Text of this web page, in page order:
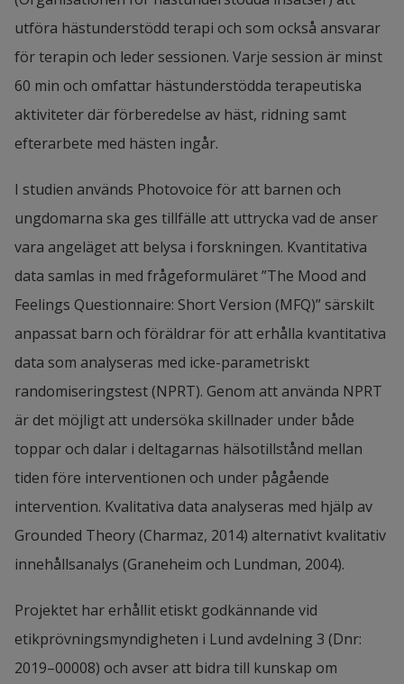
utföra hästunderstödd terapi och som också ansvarar
för terapin och leder sessionen. Varje session är minst
60 min och omfattar hästunderstödda terapeutiska
aktiviteter där förberedelse av häst, ridning samt
efterarbete med hästen ingår.
I studien används Photovoice för att barnen och
ungdomarna ska ges tillfälle att uttrycka vad de anser
vara angeläget att belysa i forskningen. Kvantitativa
data samlas in med frågeformuläret ”The Mood and
Feelings Questionnaire: Short Version (MFQ)” särskilt
anpassat barn och föräldrar för att erhålla kvantitativa
data som analyseras med icke-parametriskt
randomiseringstest (NPRT). Genom att använda NPRT
är det möjligt att undersöka skillnader under både
toppar och dalar i deltagarnas hälsotillstånd mellan
tiden före interventionen och under pågående
intervention. Kvalitativa data analyseras med hjälp av
Grounded Theory (Charmaz, 2014) alternativt kvalitativ
innehållsanalys (Graneheim och Lundman, 2004).
Projektet har erhållit etiskt godkännande vid
etikprövningsmyndigheten i Lund avdelning 3 (Dnr:
2019–00008) och avser att bidra till kunskap om